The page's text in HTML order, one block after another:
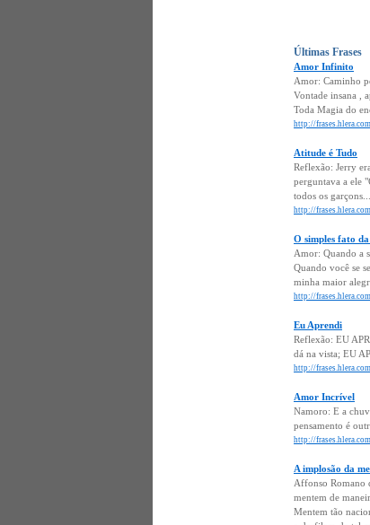
Últimas Frases
Amor Infinito
Amor: Caminho
Vontade insana ,
Toda Magia do
http://
Atitude é Tudo
Reflexão: Jerry
perguntava a ele
todos os garçons...
http://
O simples fato
Amor: Quando a
Quando você se
minha maior
http://
Eu Aprendi
Reflexão: EU
dá na vista; EU
http://
Amor Incrível
Namoro: E a
pensamento é
http://
A implosão da
Affonso Romano
mentem de
Mentem tão